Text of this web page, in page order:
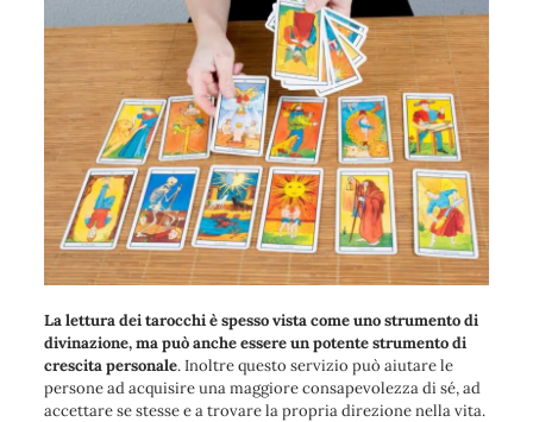
La lettura dei tarocchi è spesso vista come uno strumento di
divinazione, ma può anche essere un potente strumento di
crescita personale. Inoltre questo servizio può aiutare le
persone ad acquisire una maggiore consapevolezza di sé, ad
accettare se stesse e a trovare la propria direzione nella vita.